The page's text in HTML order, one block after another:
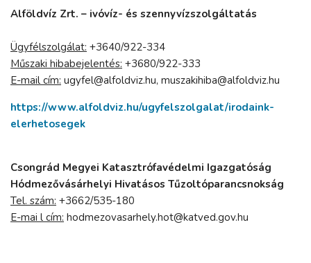
Alföldvíz Zrt. – ivóvíz- és szennyvízszolgáltatás
Ügyfélszolgálat: +3640/922-334
Műszaki hibabejelentés: +3680/922-333
E-mail cím: ugyfel@alfoldviz.hu, muszakihiba@alfoldviz.hu
https://www.alfoldviz.hu/ugyfelszolgalat/irodaink-
elerhetosegek
Csongrád Megyei Katasztrófavédelmi Igazgatóság
Hódmezővásárhelyi Hivatásos Tűzoltóparancsnokság
Tel. szám: +3662/535-180
E-mai l cím: hodmezovasarhely.hot@katved.gov.hu